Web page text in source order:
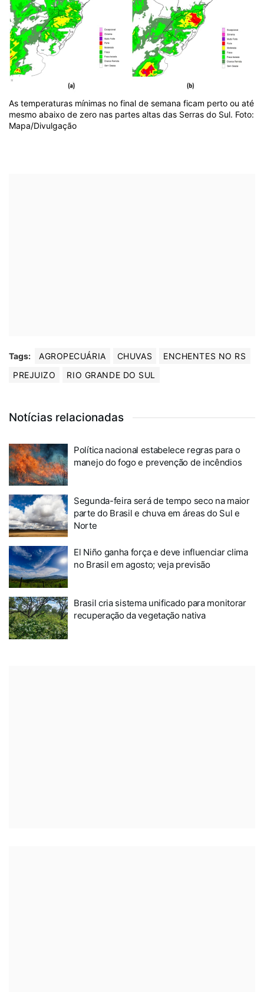
As temperaturas mínimas no final de semana ficam perto ou até
mesmo abaixo de zero nas partes altas das Serras do Sul. Foto:
Mapa/Divulgação
Tags: AGROPECUÁRIA CHUVAS
ENCHENTES NO RS
PREJUIZO
RIO GRANDE DO SUL
Notícias relacionadas
Política nacional estabelece regras para o
manejo do fogo e prevenção de incêndios
Segunda-feira será de tempo seco na maior
parte do Brasil e chuva em áreas do Sul e
Norte
El Niño ganha força e deve influenciar clima
no Brasil em agosto; veja previsão
Brasil cria sistema unificado para monitorar
recuperação da vegetação nativa